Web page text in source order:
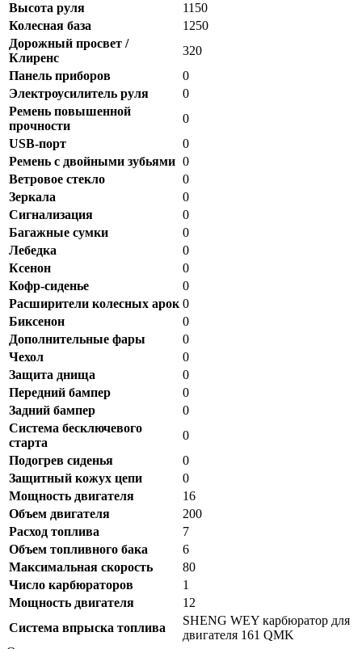
Высота руля
1150
Колесная база
1250
Дорожный просвет /
Клиренс
320
Панель приборов
0
Электроусилитель руля
0
Ремень повышенной
прочности
0
USB-порт
0
Ремень с двойными зубьями 0
Ветровое стекло
0
Зеркала
0
Сигнализация
0
Багажные сумки
0
Лебедка
0
Ксенон
0
Кофр-сиденье
0
Расширители колесных арок 0
Биксенон
0
Дополнительные фары
0
Чехол
0
Защита днища
0
Передний бампер
0
Задний бампер
0
Система бесключевого
старта
0
Подогрев сиденья
0
Защитный кожух цепи
0
Мощность двигателя
16
Объем двигателя
200
Расход топлива
7
Объем топливного бака
6
Максимальная скорость
80
Число карбюраторов
1
Мощность двигателя
12
Система впрыска топлива
SHENG WEY карбюратор для
двигателя 161 QMK